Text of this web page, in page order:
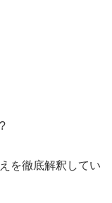
を徹底解釈してい